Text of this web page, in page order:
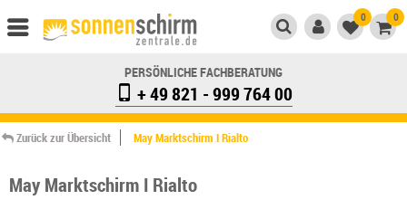
0 0
PERSÖNLICHE FACHBERATUNG
+ 49 821 - 999 764 00
Zurück zur Übersicht May Marktschirm I Rialto
May Marktschirm I Rialto